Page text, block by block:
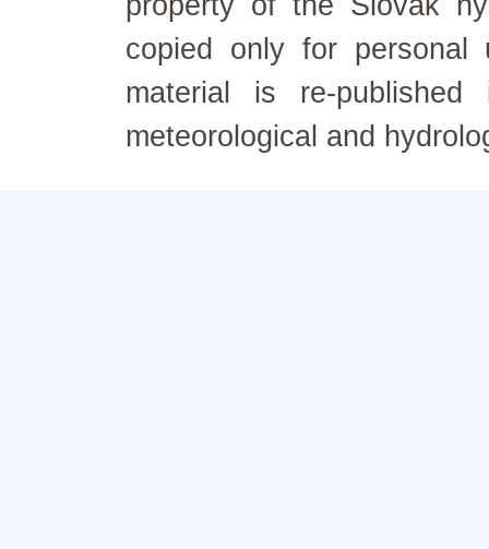
copied only for personal
material is re-
meteorological and